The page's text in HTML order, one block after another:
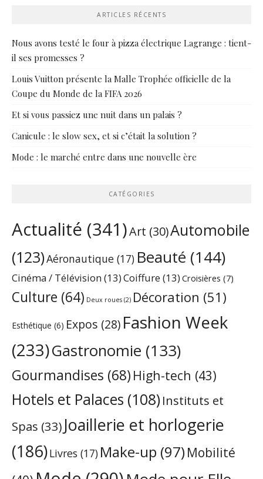
ARTICLES RÉCENTS
Nous avons testé le four à pizza électrique Lagrange : tient-
il ses promesses ?
Louis Vuitton présente la Malle Trophée officielle de la
Coupe du Monde de la FIFA 2026
Et si vous passiez une nuit dans un palais ?
Canicule : le slow sex, et si c’était la solution ?
Mode : le marché entre dans une nouvelle ère
CATÉGORIES
Actualité (341)Art (30)Automobile
(123)Aéronautique (17) Beauté (144)
Cinéma / Télévision(13)Coiffure(13) Croisières (7)
Culture (64) Deux roues (2) Décoration (51)
Esthétique (6) Expos (28) Fashion Week
(233)Gastronomie (133)
Gourmandises (68) High-tech (43)
Hotels et Palaces (108) Instituts et
Spas (33) Joaillerie et horlogerie
(186)Livres (17) Make-up (97) Mobilité